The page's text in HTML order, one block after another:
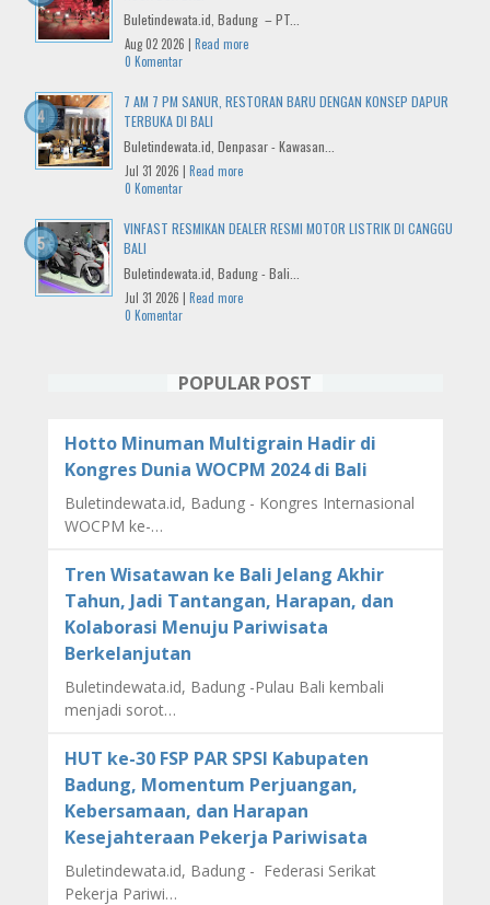
Buletindewata.id, Badung – PT...
Aug 02 2026 | Read more
0 Komentar
7 AM 7 PM SANUR, RESTORAN BARU DENGAN KONSEP DAPUR
TERBUKA DI BALI
Buletindewata.id, Denpasar - Kawasan...
Jul 31 2026 | Read more
0 Komentar
VINFAST RESMIKAN DEALER RESMI MOTOR LISTRIK DI CANGGU
BALI
Buletindewata.id, Badung - Bali...
Jul 31 2026 | Read more
0 Komentar
POPULAR POST
Hotto Minuman Multigrain Hadir di
Kongres Dunia WOCPM 2024 di Bali
Buletindewata.id, Badung - Kongres Internasional
WOCPM ke-…
Tren Wisatawan ke Bali Jelang Akhir
Tahun, Jadi Tantangan, Harapan, dan
Kolaborasi Menuju Pariwisata
Berkelanjutan
Buletindewata.id, Badung -Pulau Bali kembali
menjadi sorot…
HUT ke-30 FSP PAR SPSI Kabupaten
Badung, Momentum Perjuangan,
Kebersamaan, dan Harapan
Kesejahteraan Pekerja Pariwisata
Buletindewata.id, Badung - Federasi Serikat
Pekerja Pariwi…